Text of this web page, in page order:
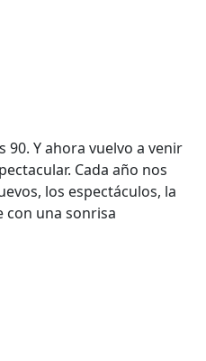
90. Y ahora vuelvo a venir
Cada año nos
los espectáculos, la
con una sonrisa